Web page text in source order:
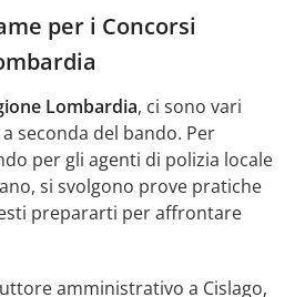
per i Concorsi
Lombardia, ci sono vari
seconda del bando. Per
per gli agenti di polizia locale
si svolgono prove pratiche
prepararti per affrontare
amministrativo a Cislago,